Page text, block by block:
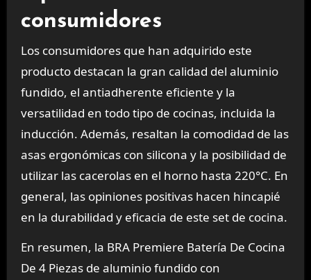
consumidores
Los consumidores que han adquirido este
producto destacan la gran calidad del aluminio
fundido, el antiadherente eficiente y la
versatilidad en todo tipo de cocinas, incluida la
inducción. Además, resaltan la comodidad de las
asas ergonómicas con silicona y la posibilidad de
utilizar las cacerolas en el horno hasta 220°C. En
general, las opiniones positivas hacen hincapié
en la durabilidad y eficacia de este set de cocina.
En resumen, la BRA Premiere Batería De Cocina
De 4 Piezas de aluminio fundido con